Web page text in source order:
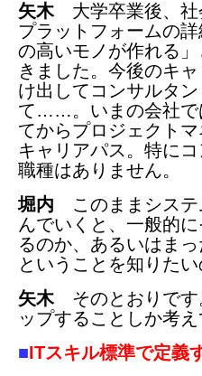
矢木大学卒業後、社
プラットフォームの
の高いモノが作れる
きました。今後のキ
け出してコンサルタ
て……。いまの会社で
てからプロジェクト
キャリアパス。特に
職種はありません。
堀内 このままシステ
んでいくと、一般的
るのか、あるいはま
ということを知りたい
矢木そのとおりです
ップすることしか考
■ITスキル標準で定義